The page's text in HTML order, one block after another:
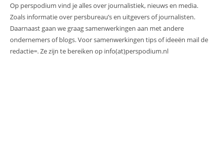
Op perspodium vind je alles over journalistiek, nieuws en media.
Zoals informatie over persbureau’s en uitgevers of journalisten.
Daarnaast gaan we graag samenwerkingen aan met andere
ondernemers of blogs. Voor samenwerkingen tips of ideeën mail de
redactie=. Ze zijn te bereiken op info(at)perspodium.nl